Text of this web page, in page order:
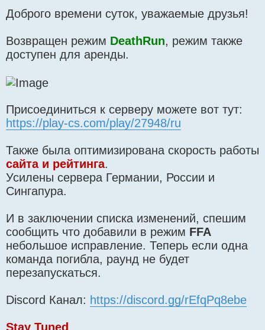
Доброго времени суток, уважаемые друзья!
Возвращен режим DeathRun, режим также
доступен для аренды.
Присоединиться к серверу можете вот тут:
https://play-cs.com/play/27948/ru
Также была оптимизирована скорость работы
сайта и рейтинга.
Усилены сервера Германии, России и
Сингапура.
И в заключении списка изменений, спешим
сообщить что добавили в режим FFA
небольшое исправление. Теперь если одна
команда погибла, раунд не будет
перезапускаться.
Discord Канал: https://discord.gg/rEfqPq8ebe
Stay Tuned